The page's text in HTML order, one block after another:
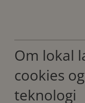
Om lokal
cookies
teknologi